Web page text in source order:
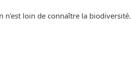
loin de connaître la biodiversité.